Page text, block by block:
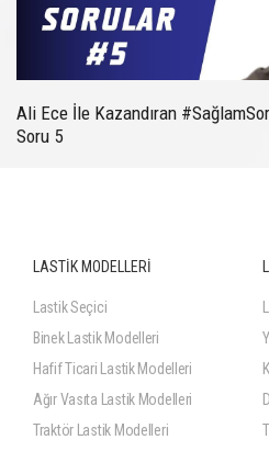
Ali Ece İle Kazandıran
Soru 5
LASTİK MODELLERİ
Lastik Seçici
Binek Lastik Modelleri
Hafif Ticari Lastik Modelleri
Ağır Vasıta Lastik Modelleri
Traktör Lastik Modelleri